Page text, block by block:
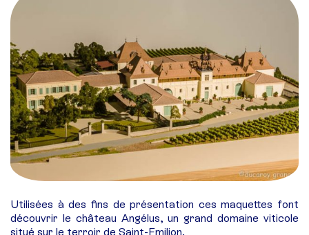
Utilisées à des fins de présentation ces maquettes font
découvrir le château Angélus, un grand domaine viticole
situé sur le terroir de Saint-Emilion.